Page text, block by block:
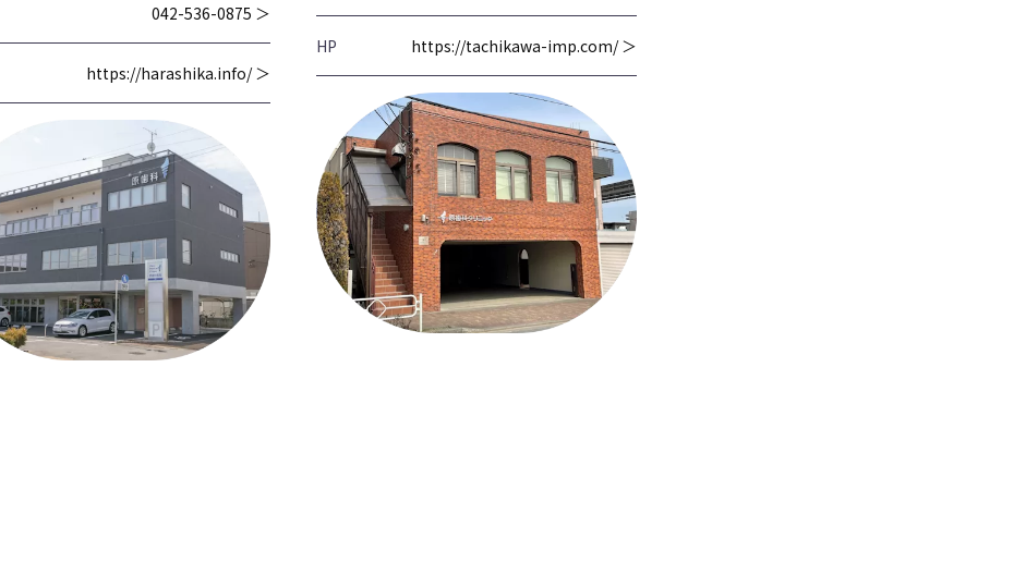
042-536-0875 ＞
https://harashika.info/ ＞
HP https://tachikawa-imp.com/ ＞